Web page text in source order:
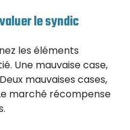
le syndic
les éléments
Une mauvaise case,
mauvaises cases,
marché récompense